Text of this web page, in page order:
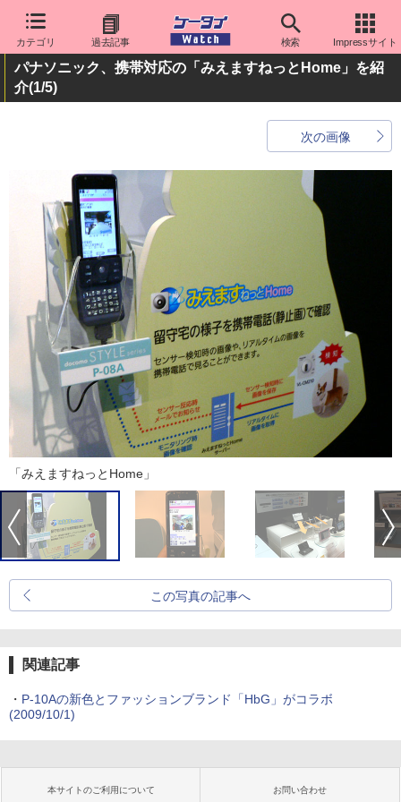
カテゴリ 過去記事 検索 Impressサイト
パナソニック、携帯対応の「みえますねっとHome」を紹
介(1/5)
次の画像
「みえますねっとHome」
この写真の記事へ
関連記事
・ P-10Aの新色とファッションブランド「HbG」がコラボ
(2009/10/1)
本サイトのご利用について お問い合わせ